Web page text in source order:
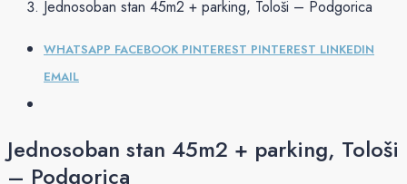
Jednosoban stan 45m2 + parking, Tološi – Podgorica
WHATSAPP FACEBOOK PINTEREST PINTEREST LINKEDIN
EMAIL
Jednosoban stan 45m2 + parking, Tološi
– Podgorica